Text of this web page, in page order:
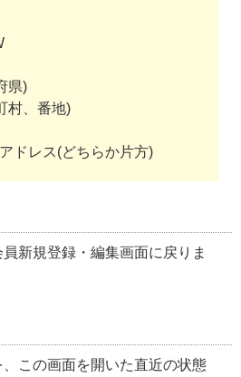
県)
村、番地)
ドレス(どちらか片方)
新規登録・編集画面に戻りま
この画面を開いた直近の状態